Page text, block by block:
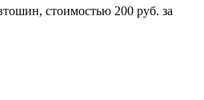
стоимостью 200 руб. за